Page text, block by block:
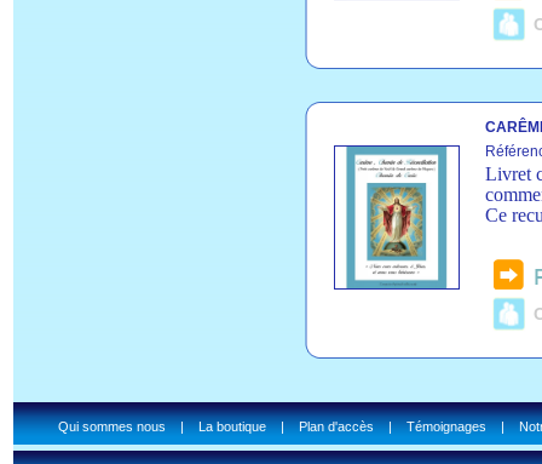
Livret
Ce
Qui sommes nous|La boutique|Plan d'accès|Témoignages|